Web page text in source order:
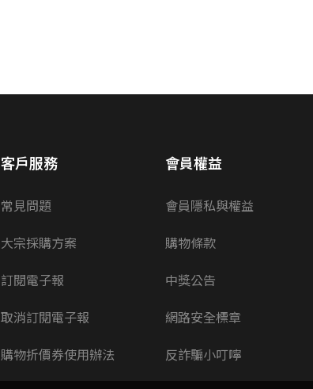
客戶服務
常見問題
大宗採購方案
訂閱電子報
取消訂閱電子報
購物折價券使用辦法
會員權益
會員隱私與權益
購物條款
中獎公告
網路安全標章
反詐騙小叮嚀